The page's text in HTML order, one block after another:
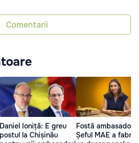
Comentarii
Daniel Ioniță: E greu
postul la Chișinău
Fostă
Șeful MAE a